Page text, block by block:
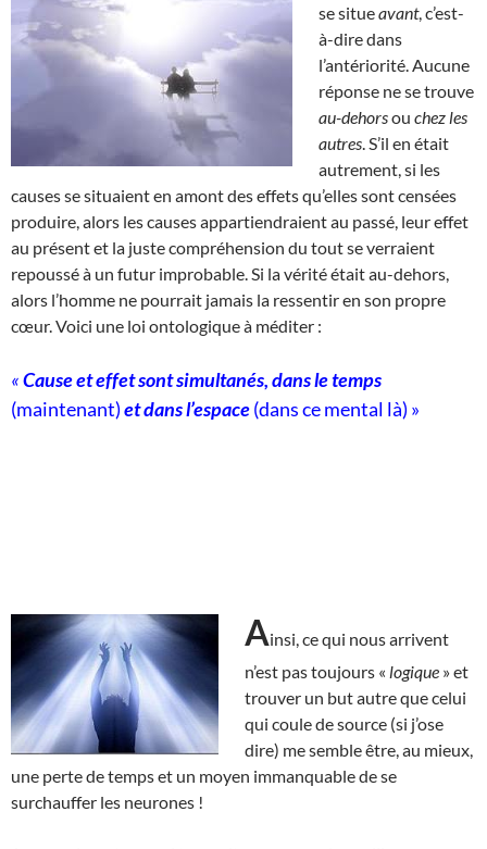
se situeavant, c’est-
à-dire dans
l’antériorité. Aucune
réponse ne se trouve
au-dehorsou chez les
autres . S’il en était
autrement, si les
causes se situaient en amont des effets qu’elles sont censées
produire, alors les causes appartiendraient au passé, leur effet
au présent et la juste compréhension du tout se verraient
repoussé à un futur improbable. Si la vérité était au-dehors,
alors l’homme ne pourrait jamais la ressentir en son propre
cœur. Voici une loi ontologique à méditer :
«Cause et effet sont simultanés, dans le temps
(maintenant)et dans l’espace(dans ce mental là) »
Ainsi, ce qui nous arrivent
n’est pas toujours « logique » et
trouver un but autre que celui
qui coule de source (si j’ose
dire) me semble être, au mieux,
une perte de temps et un moyen immanquable de se
surchauffer les neurones !